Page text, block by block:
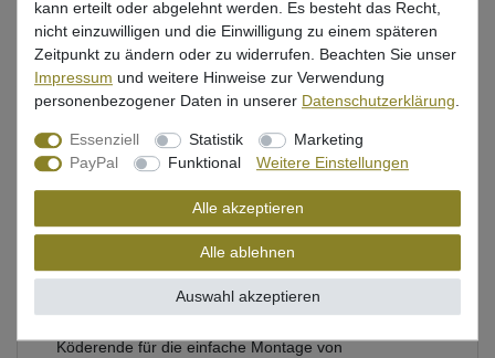
Beschreibung
Bewertung
Produktsicherheit
Abu Garcia Kunstköder zum Spinnfischen auf Hecht
Hergestellt aus schlagfestem ABS, Bleifrei,
Durchgehender Edelstahldraht für zusätzliche
Köderende für die einfache Montage von
kann erteilt oder abgelehnt werden. Es besteht das Recht,
nicht einzuwilligen und die Einwilligung zu einem späteren
Zeitpunkt zu ändern oder zu widerrufen. Beachten Sie unser
Impressum und weitere Hinweise zur Verwendung
personenbezogener Daten in unserer Daten­schutz­erklärung.
Essenziell Statistik
Marketing
PayPal
Funktional Weitere Einstellungen
Alle akzeptieren
Alle ablehnen
Auswahl akzeptieren